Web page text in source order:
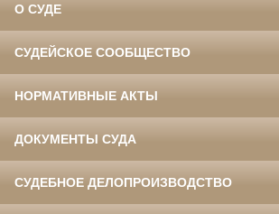
О СУДЕ
СУДЕЙСКОЕ СООБЩЕСТВО
НОРМАТИВНЫЕ АКТЫ
ДОКУМЕНТЫ СУДА
СУДЕБНОЕ ДЕЛОПРОИЗВОДСТВО